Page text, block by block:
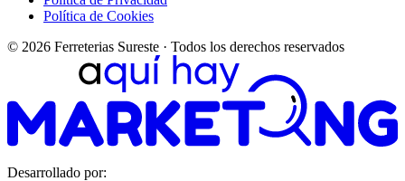
Política de Cookies
© 2026 Ferreterias Sureste · Todos los derechos reservados
Desarrollado por: